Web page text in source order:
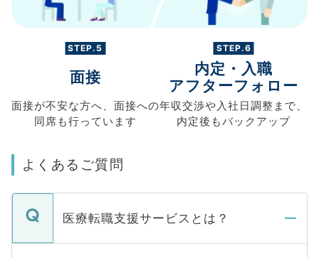
STEP.5
面接
面接が不安な方へ、 面接への
同席も行っています
STEP.6
内定・入職
アフターフォロー
年収交渉や入社日調整まで、
内定後もバックアップ
よくあるご質問
医療転職支援サービスとは？